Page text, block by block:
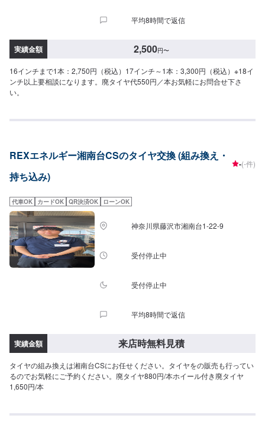
平均8時間で返信
実績金額 2,500円〜
16インチまで1本：2,750円（税込）17インチ～1本：3,300円（税込）※18イ
ンチ以上要相談になります。廃タイヤ代550円／本お気軽にお問合せ下さ
い。
REXエネルギー湘南台CSのタイヤ交換 (組み換え・
持ち込み)
-(-件)
代車OK カードOK QR決済OK ローンOK
神奈川県藤沢市湘南台1-22-9
受付停止中
受付停止中
平均8時間で返信
実績金額 来店時無料見積
タイヤの組み換えは湘南台CSにお任せください。タイヤをの販売も行ってい
るのでお気軽にご予約ください。廃タイヤ880円/本ホイール付き廃タイヤ
1,650円/本